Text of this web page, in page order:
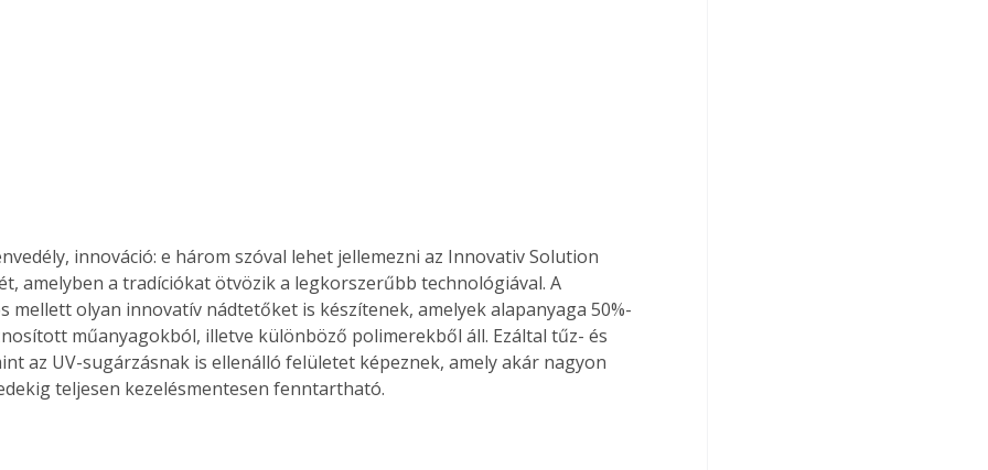
innováció: e három szóval lehet jellemezni az Innovativ Solution
amelyben a tradíciókat ötvözik a legkorszerűbb technológiával. A
mellett olyan innovatív nádtetőket is készítenek, amelyek alapanyaga 50%-
műanyagokból, illetve különböző polimerekből áll. Ezáltal tűz- és
az UV-sugárzásnak is ellenálló felületet képeznek, amely akár nagyon
teljesen kezelésmentesen fenntartható.